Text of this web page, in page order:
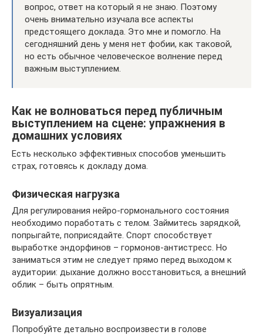
вопрос, ответ на который я не знаю. Поэтому
очень внимательно изучала все аспекты
предстоящего доклада. Это мне и помогло. На
сегодняшний день у меня нет фобии, как таковой,
но есть обычное человеческое волнение перед
важным выступлением.
Как не волноваться перед публичным
выступлением на сцене: упражнения в
домашних условиях
Есть несколько эффективных способов уменьшить
страх, готовясь к докладу дома.
Физическая нагрузка
Для регулирования нейро-гормонального состояния
необходимо поработать с телом. Займитесь зарядкой,
попрыгайте, поприсядайте. Спорт способствует
выработке эндорфинов – гормонов-антистресс. Но
заниматься этим не следует прямо перед выходом к
аудитории: дыхание должно восстановиться, а внешний
облик – быть опрятным.
Визуализация
Попробуйте детально воспроизвести в голове